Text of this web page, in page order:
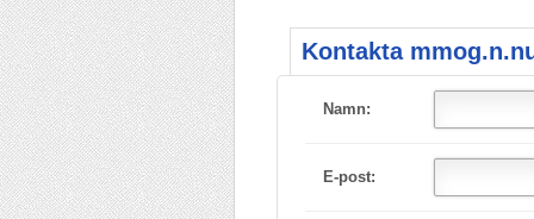
Kontakta
Namn:
E-post: